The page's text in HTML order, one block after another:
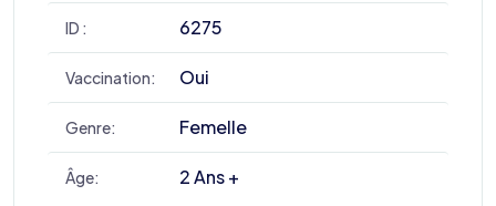
ID : 6275
Vaccination: Oui
Genre: Femelle
Âge: 2 Ans +